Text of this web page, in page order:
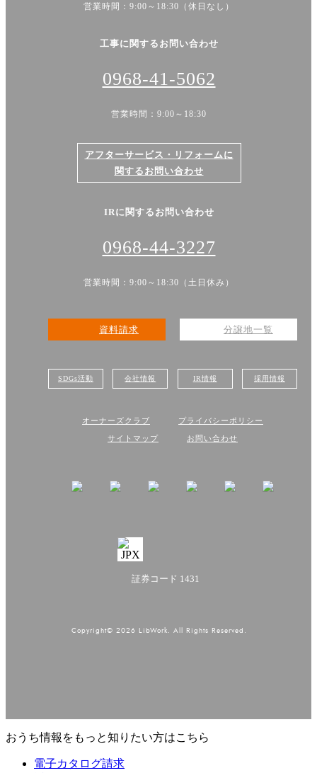
営業時間：9:00～18:30（休日なし）
工事に関するお問い合わせ
0968-41-5062
営業時間：9:00～18:30
アフターサービス・リフォームに
関するお問い合わせ
IRに関するお問い合わせ
0968-44-3227
営業時間：9:00～18:30（土日休み）
資料請求 分譲地一覧
SDGs活動 会社情報 IR情報 採用情報
オーナーズクラブ プライバシーポリシー
サイトマップ お問い合わせ
証券コード 1431
Copyright© 2026 LibWork. All Rights Reserved.
おうち情報をもっと知りたい方はこちら
電子カタログ請求